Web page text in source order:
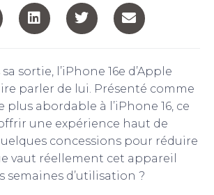
sortie, l’iPhone 16e d’Apple
parler de lui. Présenté comme
abordable à l’iPhone 16, ce
une expérience haut de
concessions pour réduire
vaut réellement cet appareil
semaines d’utilisation ?